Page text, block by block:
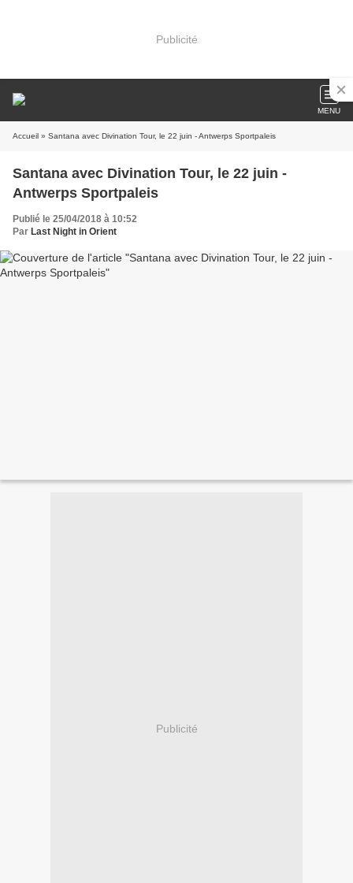
Publicité
MENU
Accueil » Santana avec Divination Tour, le 22 juin - Antwerps Sportpaleis
Santana avec Divination Tour, le 22 juin -
Antwerps Sportpaleis
Publié le 25/04/2018 à 10:52
Par Last Night in Orient
Publicité